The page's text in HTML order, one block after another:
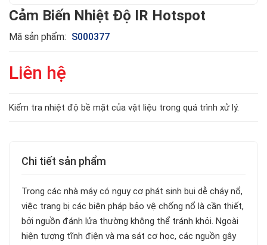
Cảm Biến Nhiệt Độ IR Hotspot
Mã sản phẩm: S000377
Liên hệ
Kiểm tra nhiệt độ bề mặt của vật liệu trong quá trình xử lý.
Chi tiết sản phẩm
Trong các nhà máy có nguy cơ phát sinh bụi dễ cháy nổ,
việc trang bị các biện pháp bảo vệ chống nổ là cần thiết,
bởi nguồn đánh lửa thường không thể tránh khỏi. Ngoài
hiện tượng tĩnh điện và ma sát cơ học, các nguồn gây